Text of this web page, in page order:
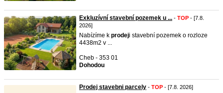
Exkluzívní stavební pozemek u ... - TOP - [7.8.
2026]
Nabízíme k prodeji stavební pozemek o rozloze
4438m2 v ...
Cheb - 353 01
Dohodou
Prodej stavebni parcely - TOP - [7.8. 2026]